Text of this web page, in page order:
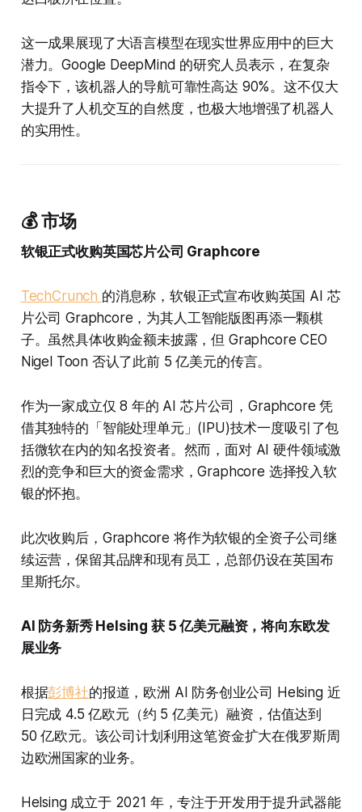
这一成果展现了大语言模型在现实世界应用中的巨大
潜力。Google DeepMind 的研究人员表示，在复杂
指令下，该机器人的导航可靠性高达 90%。这不仅大
大提升了人机交互的自然度，也极大地增强了机器人
的实用性。
💰 市场
软银正式收购英国芯片公司 Graphcore
TechCrunch 的消息称，软银正式宣布收购英国 AI 芯
片公司 Graphcore，为其人工智能版图再添一颗棋
子。虽然具体收购金额未披露，但 Graphcore CEO
Nigel Toon 否认了此前 5 亿美元的传言。
作为一家成立仅 8 年的 AI 芯片公司，Graphcore 凭
借其独特的「智能处理单元」(IPU)技术一度吸引了包
括微软在内的知名投资者。然而，面对 AI 硬件领域激
烈的竞争和巨大的资金需求，Graphcore 选择投入软
银的怀抱。
此次收购后，Graphcore 将作为软银的全资子公司继
续运营，保留其品牌和现有员工，总部仍设在英国布
里斯托尔。
AI 防务新秀 Helsing 获 5 亿美元融资，将向东欧发
展业务
根据彭博社的报道，欧洲 AI 防务创业公司 Helsing 近
日完成 4.5 亿欧元（约 5 亿美元）融资，估值达到
50 亿欧元。该公司计划利用这笔资金扩大在俄罗斯周
边欧洲国家的业务。
Helsing 成立于 2021 年，专注于开发用于提升武器能